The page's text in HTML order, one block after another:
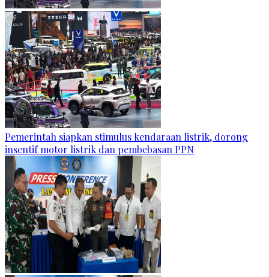
Pemerintah siapkan stimulus kendaraan listrik, dorong
insentif motor listrik dan pembebasan PPN